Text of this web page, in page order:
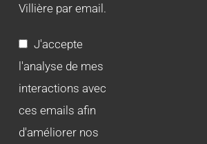
Villière par email.
J'accepte
l'analyse de mes
interactions avec
ces emails afin
d'améliorer nos